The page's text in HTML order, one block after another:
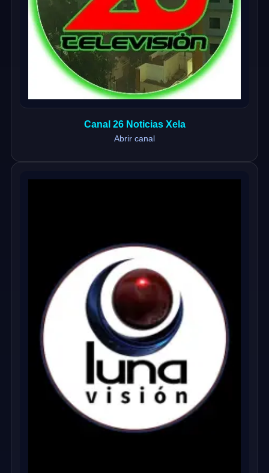
Canal 26 Noticias Xela
Abrir canal